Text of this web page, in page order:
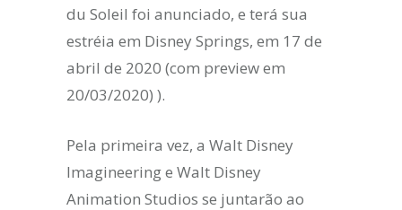
du Soleil foi anunciado, e terá sua
estréia em Disney Springs, em 17 de
abril de 2020 (com preview em
20/03/2020) ).
Pela primeira vez, a Walt Disney
Imagineering e Walt Disney
Animation Studios se juntarão ao